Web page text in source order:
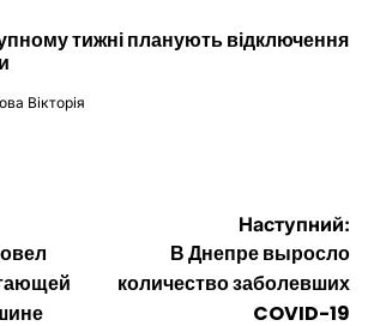
тижні планують відключення
Вікторія
Наступний:
В Днепре выросло
количество заболевших
COVID-19